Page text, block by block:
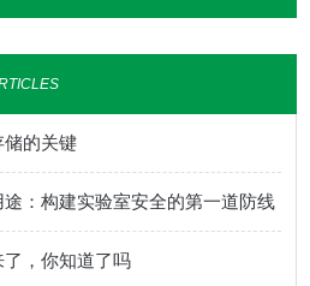
储的关键
：构建实验室安全的第一道防线
，你知道了吗